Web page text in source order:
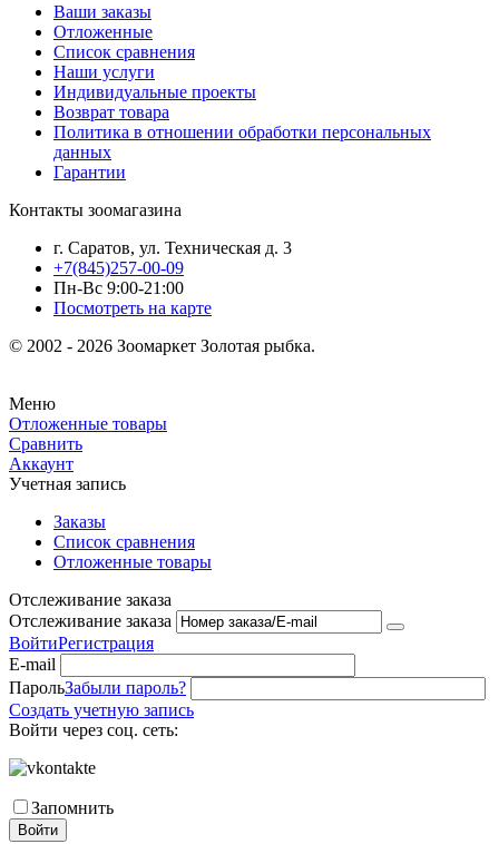
Ваши заказы
Отложенные
Список сравнения
Наши услуги
Индивидуальные проекты
Возврат товара
Политика в отношении обработки персональных
данных
Гарантии
Контакты зоомагазина
г. Саратов, ул. Техническая д. 3
+7(845)257-00-09
Пн-Вс 9:00-21:00
Посмотреть на карте
© 2002 - 2026 Зоомаркет Золотая рыбка.
Меню
Отложенные товары
Сравнить
Аккаунт
Учетная запись
Заказы
Список сравнения
Отложенные товары
Отслеживание заказа
Отслеживание заказа
ВойтиРегистрация
E-mail
ПарольЗабыли пароль?
Создать учетную запись
Войти через соц. сеть:
Запомнить
Войти